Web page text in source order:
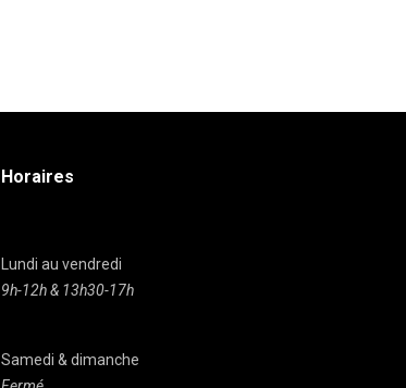
Horaires
Lundi au vendredi
9h-12h & 13h30-17h
Samedi & dimanche